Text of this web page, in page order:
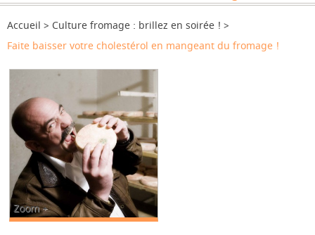
Accueil
Culture fromage : brillez en soirée !
Faite baisser votre cholestérol en mangeant du fromage !
Zoom +